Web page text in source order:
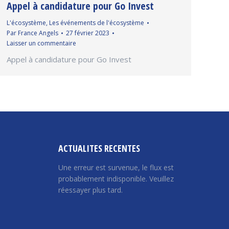
Appel à candidature pour Go Invest
L'écosystème, Les événements de l'écosystème
Par France Angels
27 février 2023
Laisser un commentaire
Appel à candidature pour Go Invest
ACTUALITES RECENTES
Une erreur est survenue, le flux est
probablement indisponible. Veuillez
réessayer plus tard.